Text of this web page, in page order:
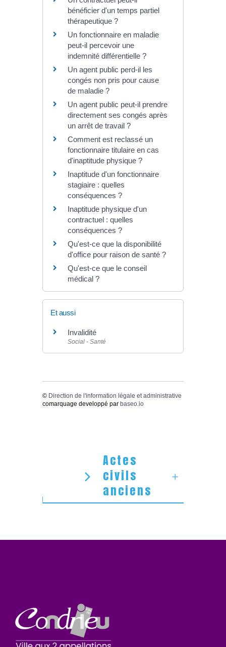
bénéficier d'un temps partiel
thérapeutique ?
Un fonctionnaire en maladie
peut-il percevoir une
indemnité différentielle ?
Un agent public perd-il les
congés non pris pour cause
de maladie ?
Un agent public peut-il prendre
directement ses congés après
un arrêt de travail ?
Comment est reclassé un
fonctionnaire titulaire en cas
d'inaptitude physique ?
Inaptitude d'un fonctionnaire
stagiaire : quelles
conséquences ?
Inaptitude physique d'un
contractuel : quelles
conséquences ?
Qu'est-ce que la disponibilité
d'office pour raison de santé ?
Qu'est-ce que le conseil
médical ?
Et aussi
Invalidité
Social - Santé
© Direction de l'information légale et administrative
comarquage developpé par baseo.io
Actes
civils
anciens